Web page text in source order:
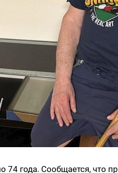
года. Сообщается, что